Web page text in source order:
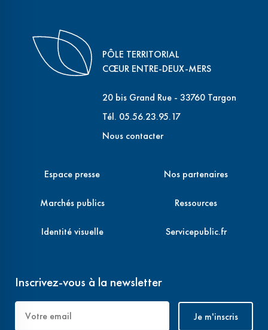
PÔLE TERRITORIAL
CŒUR ENTRE-DEUX-MERS
20 bis Grand Rue - 33760 Targon
Tél. 05.56.23.95.17
Nous contacter
Espace presse
Marchés publics
Identité visuelle
Nos partenaires
Ressources
Servicepublic.fr
Inscrivez-vous à la newsletter